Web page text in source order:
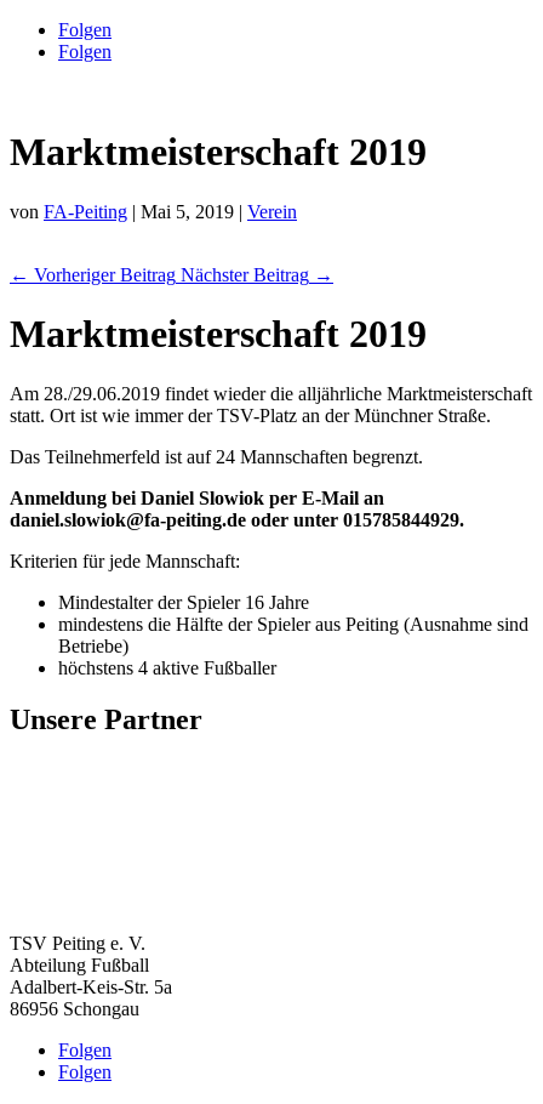
Folgen
Folgen
Marktmeisterschaft 2019
von FA-Peiting | Mai 5, 2019 | Verein
← Vorheriger Beitrag Nächster Beitrag →
Marktmeisterschaft 2019
Am 28./29.06.2019 findet wieder die alljährliche Marktmeisterschaft
statt. Ort ist wie immer der TSV-Platz an der Münchner Straße.
Das Teilnehmerfeld ist auf 24 Mannschaften begrenzt.
Anmeldung bei Daniel Slowiok per E-Mail an
daniel.slowiok@fa-peiting.de oder unter 015785844929.
Kriterien für jede Mannschaft:
Mindestalter der Spieler 16 Jahre
mindestens die Hälfte der Spieler aus Peiting (Ausnahme sind
Betriebe)
höchstens 4 aktive Fußballer
Unsere Partner
TSV Peiting e. V.
Abteilung Fußball
Adalbert-Keis-Str. 5a
86956 Schongau
Folgen
Folgen